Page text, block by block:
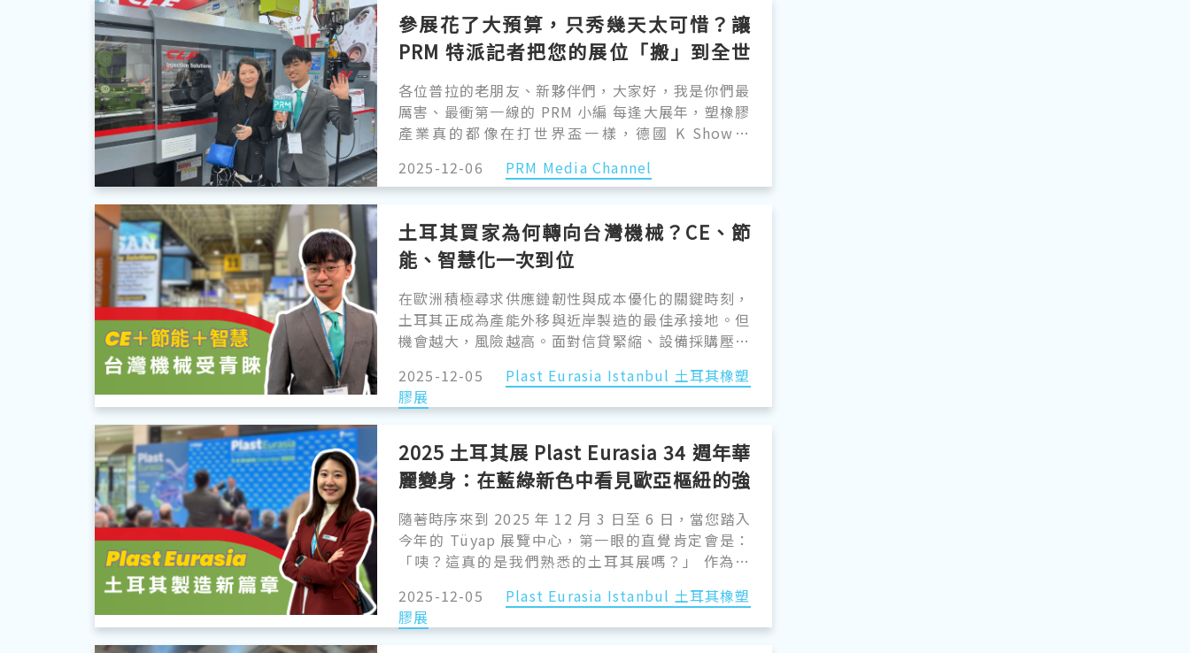
ARBURG ALLROUNDER TREND 系列，正是為了這
樣的轉型關卡而誕生。它不只提供全電動射出機的頂
本只屬於資深工程師的判斷力，轉化為現場可複製、
可控管的生產能力。
參展花了大預算，只秀幾天太可惜？讓
PRM 特派記者把您的展位「搬」到全世
界！
各位普拉的老朋友、新夥伴們，大家好，我是你們最
厲害、最衝第一線的 PRM 小編 每逢大展年，塑橡膠
產業真的都像在打世界盃一樣，德國 K Show、
在忙著把機台裝船運出去，就是在展場全力趕工佈
置，只為了讓國際買主真正看見真實力。 但…你心
後全部歸零？」 「花了百萬打造的攤位，只有飛到
現場的人看得到？」 「明明機台很強，但展後再也
這篇你一定要看下去。因為 PRM 今年推出的 2026
展中採訪行銷方案，真的會把你的攤位『變成一年
365 天都在線上的國際曝光中心』。
2025-12-06 PRM Media Channel
土耳其買家為何轉向台灣機械？CE、節
能、智慧化一次到位
在歐洲積極尋求供應鏈韌性與成本優化的關鍵時刻，
土耳其正成為產能外移與近岸製造的最佳承接地。但
機會越大，風險越高。面對信貸緊縮、設備採購壓力
力不足的設備，是每一位製造業決策者都正在面對的
課題。 本篇將聚焦： 為何土耳其需求正在快速轉向
具競爭力的成本”成為最具效益的選擇？
2025-12-05
Plast Eurasia Istanbul 土耳其橡塑
膠展
2025 土耳其展 Plast Eurasia 34 週年華
麗變身：在藍綠新色中看見歐亞樞紐的強
韌生命力
隨著時序來到 2025 年 12 月 3 日至 6 日，當您踏入
今年的 Tüyap 展覽中心，第一眼的直覺肯定會是：
「咦？這真的是我們熟悉的土耳其展嗎？」 作為歐
Istanbul），由 Tüyap 與 PAGEV（土耳其橡塑膠工
業基金會）聯手舉辦的 Plast Eurasia，在邁入第 34
2025-12-05
Plast Eurasia Istanbul 土耳其橡塑
膠展